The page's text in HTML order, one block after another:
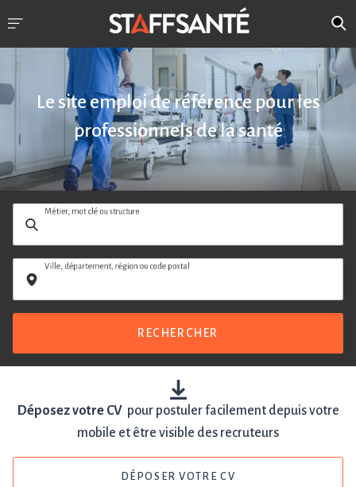
Le site emploi de référence pour les
professionnels de la santé
Métier, mot clé ou structure
Ville, département, région ou code postal
RECHERCHER
Déposez votre CVpour postuler facilement depuis votre
mobile et être visible des recruteurs
DÉPOSER VOTRE CV